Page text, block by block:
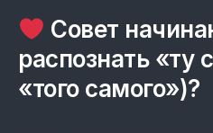
Совет
распознать «ту
«того самого»)?